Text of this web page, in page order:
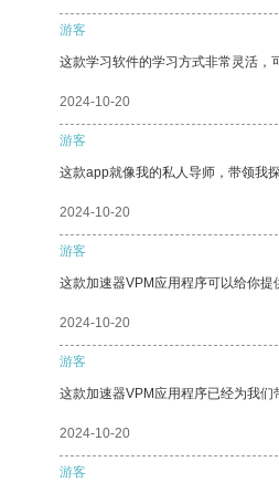
游客
这款学习软件的学习方式非常灵活，
2024-10-20
游客
这款app就像我的私人导师，带领我
2024-10-20
游客
这款加速器VPM应用程序可以给你提
2024-10-20
游客
这款加速器VPM应用程序已经为我们
2024-10-20
游客